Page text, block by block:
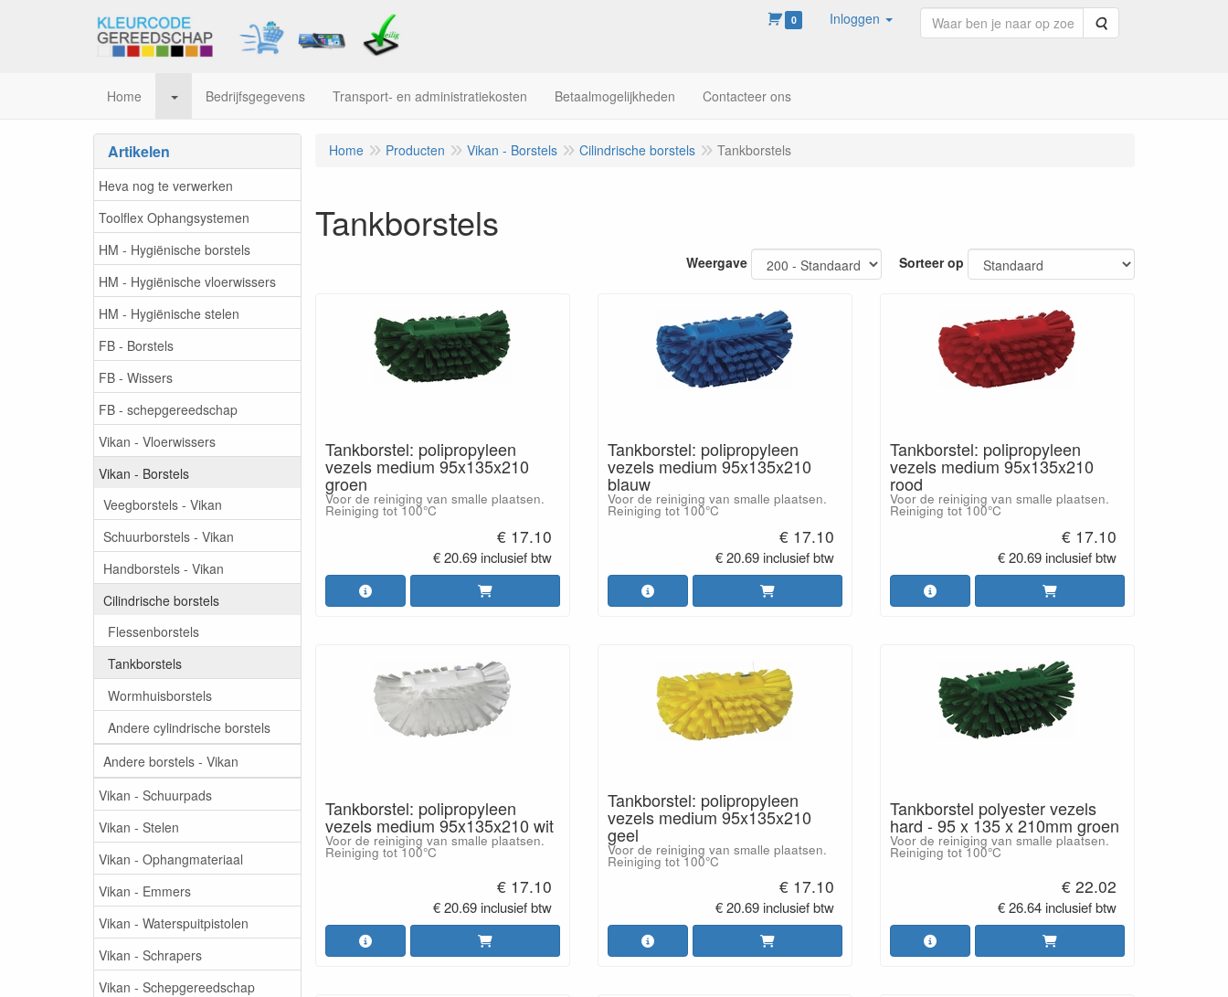
0 Inloggen Zoeken
Home Bedrijfsgegevens Transport- en administratiekosten Betaalmogelijkheden Contacteer ons
Artikelen
Heva nog te verwerken
Toolflex Ophangsystemen
HM - Hygiënische borstels
HM - Hygiënische vloerwissers
HM - Hygiënische stelen
FB - Borstels
FB - Wissers
FB - schepgereedschap
Vikan - Vloerwissers
Vikan - Borstels
Veegborstels - Vikan
Schuurborstels - Vikan
Handborstels - Vikan
Cilindrische borstels
Flessenborstels
Tankborstels
Wormhuisborstels
Andere cylindrische borstels
Andere borstels - Vikan
Vikan - Schuurpads
Vikan - Stelen
Vikan - Ophangmateriaal
Vikan - Emmers
Vikan - Waterspuitpistolen
Vikan - Schrapers
Vikan - Schepgereedschap
Home Producten Vikan - Borstels Cilindrische borstels Tankborstels
Tankborstels
Weergave Sorteer op
Tankborstel: polipropyleen
vezels medium 95x135x210
groen
Voor de reiniging van smalle plaatsen.
Reiniging tot 100°C
€ 17.10
€ 20.69 inclusief btw
Tankborstel: polipropyleen
vezels medium 95x135x210
blauw
Voor de reiniging van smalle plaatsen.
Reiniging tot 100°C
€ 17.10
€ 20.69 inclusief btw
Tankborstel: polipropyleen
vezels medium 95x135x210
rood
Voor de reiniging van smalle plaatsen.
Reiniging tot 100°C
€ 17.10
€ 20.69 inclusief btw
Tankborstel: polipropyleen
vezels medium 95x135x210 wit
Voor de reiniging van smalle plaatsen.
Reiniging tot 100°C
€ 17.10
€ 20.69 inclusief btw
Tankborstel: polipropyleen
vezels medium 95x135x210
geel
Voor de reiniging van smalle plaatsen.
Reiniging tot 100°C
€ 17.10
€ 20.69 inclusief btw
Tankborstel polyester vezels
hard - 95 x 135 x 210mm groen
Voor de reiniging van smalle plaatsen.
Reiniging tot 100°C
€ 22.02
€ 26.64 inclusief btw